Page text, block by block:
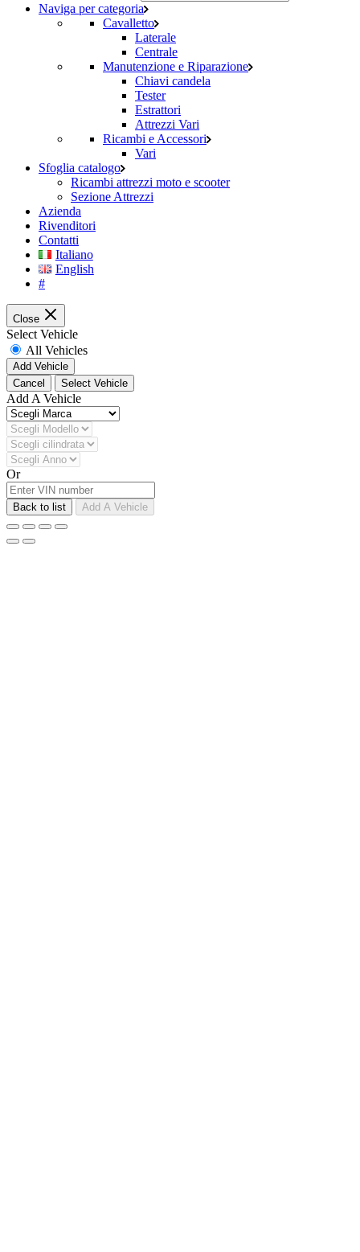
Naviga per categoria
Cavalletto
Laterale
Centrale
Manutenzione e Riparazione
Chiavi candela
Tester
Estrattori
Attrezzi Vari
Ricambi e Accessori
Vari
Sfoglia catalogo
Ricambi attrezzi moto e scooter
Sezione Attrezzi
Azienda
Rivenditori
Contatti
Italiano
English
#
Close
Select Vehicle
All Vehicles
Add Vehicle
Cancel
Select Vehicle
Add A Vehicle
Or
Back to list Add A Vehicle